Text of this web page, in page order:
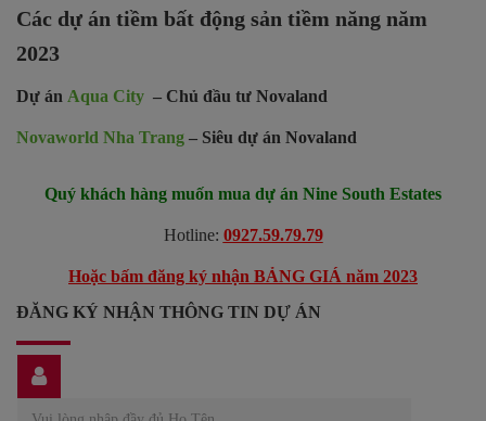
Các dự án tiềm bất động sản tiềm năng năm
2023
Dự án Aqua City – Chủ đầu tư Novaland
Novaworld Nha Trang – Siêu dự án Novaland
Quý khách hàng muốn mua dự án Nine South Estates
Hotline: 0927.59.79.79
Hoặc bấm đăng ký nhận BẢNG GIÁ năm 2023
ĐĂNG KÝ NHẬN THÔNG TIN DỰ ÁN